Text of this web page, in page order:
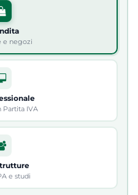
e negozi
Partita IVA
e studi